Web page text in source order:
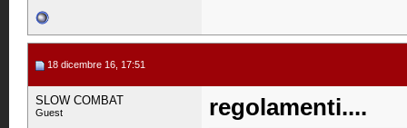
18 dicembre 16, 17:51
SLOW COMBAT
Guest
regolamenti....